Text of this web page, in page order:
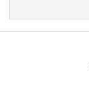
Navigation
Menu